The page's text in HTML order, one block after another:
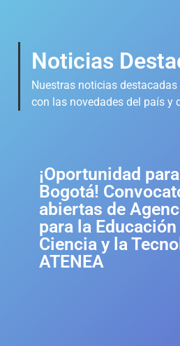
Noticias
Nuestras noticias
con las novedades del país y
¡Oportunidad
Bogotá!
abiertas de
para la
Ciencia y la
ATENEA